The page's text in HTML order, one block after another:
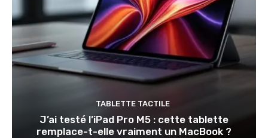
TABLETTE TACTILE
J’ai testé l’iPad Pro M5 : cette tablette
remplace-t-elle vraiment un MacBook ?